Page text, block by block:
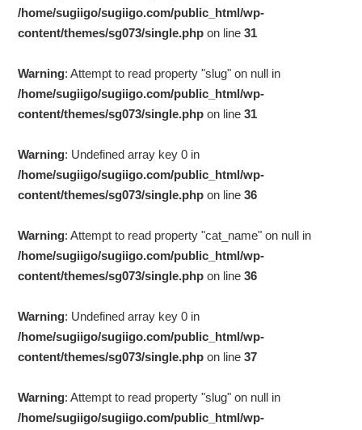
/home/sugiigo/sugiigo.com/public_html/wp-
content/themes/sg073/single.php on line31
Warning: Attempt to read property "slug" on null in
/home/sugiigo/sugiigo.com/public_html/wp-
content/themes/sg073/single.php on line31
Warning: Undefined array key 0 in
/home/sugiigo/sugiigo.com/public_html/wp-
content/themes/sg073/single.php on line36
Warning: Attempt to read property "cat_name" on null in
/home/sugiigo/sugiigo.com/public_html/wp-
content/themes/sg073/single.php on line36
Warning: Undefined array key 0 in
/home/sugiigo/sugiigo.com/public_html/wp-
content/themes/sg073/single.php on line37
Warning: Attempt to read property "slug" on null in
/home/sugiigo/sugiigo.com/public_html/wp-